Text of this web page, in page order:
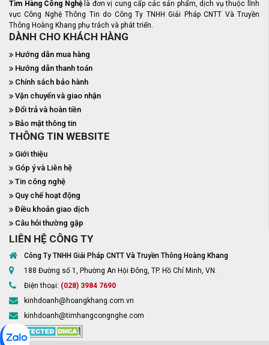
Tìm Hàng Công Nghệ là đơn vị cung cấp các sản phẩm, dịch vụ thuộc lĩnh
vực Công Nghệ Thông Tin do Công Ty TNHH Giải Pháp CNTT Và Truyền
Thông Hoàng Khang phụ trách và phát triển.
DÀNH CHO KHÁCH HÀNG
Hướng dẫn mua hàng
Hướng dẫn thanh toán
Chính sách bảo hành
Vận chuyển và giao nhận
Đổi trả và hoàn tiền
Bảo mật thông tin
THÔNG TIN WEBSITE
Giới thiệu
Góp ý và Liên hệ
Tin công nghệ
Quy chế hoạt động
Điều khoản giao dịch
Câu hỏi thường gặp
LIÊN HỆ CÔNG TY
Công Ty TNHH Giải Pháp CNTT Và Truyền Thông Hoàng Khang
188 Đường số 1, Phường An Hội Đông, TP. Hồ Chí Minh, VN.
Điện thoại: (028) 3984 7690
kinhdoanh@hoangkhang.com.vn
kinhdoanh@timhangcongnghe.com